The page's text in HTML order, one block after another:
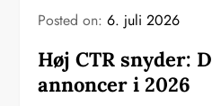
Posted on:6. juli 2026
Høj CTR snyder:
annoncer i 2026